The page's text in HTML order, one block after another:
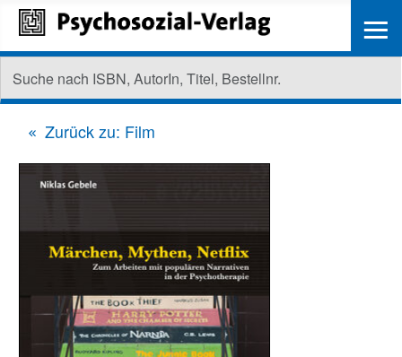
Zurück zu: Film
≡